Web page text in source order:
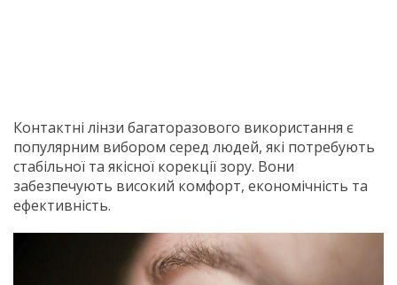
Контактні лінзи багаторазового використання є
популярним вибором серед людей, які потребують
стабільної та якісної корекції зору. Вони
забезпечують високий комфорт, економічність та
ефективність.